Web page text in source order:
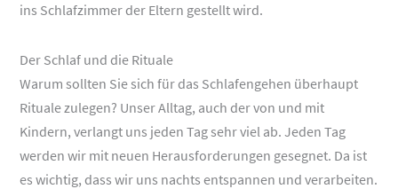
ins Schlafzimmer der Eltern gestellt wird.
Der Schlaf und die Rituale
Warum sollten Sie sich für das Schlafengehen überhaupt
Rituale zulegen? Unser Alltag, auch der von und mit
Kindern, verlangt uns jeden Tag sehr viel ab. Jeden Tag
werden wir mit neuen Herausforderungen gesegnet. Da ist
es wichtig, dass wir uns nachts entspannen und verarbeiten.